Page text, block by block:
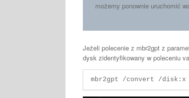
możemy ponownie uruchomić
Jeżeli polecenie z mbr2gpt z
dysk zidentyfikowany w poleceniu
mbr2gpt /convert /disk:x